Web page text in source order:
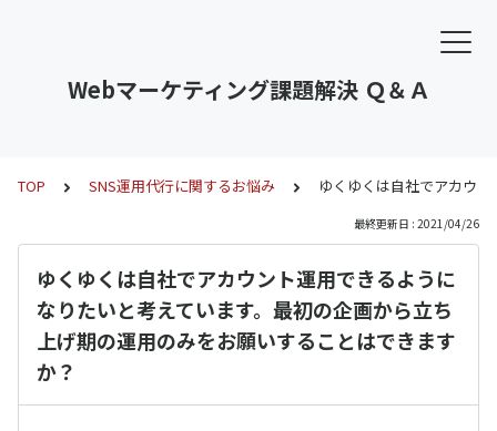
Webマーケティング課題解決 Ｑ＆Ａ
TOP SNS運用代行に関するお悩み ゆくゆくは自社でアカウ
最終更新日 : 2021/04/26
ゆくゆくは自社でアカウント運用できるように
なりたいと考えています。最初の企画から立ち
上げ期の運用のみをお願いすることはできます
か？